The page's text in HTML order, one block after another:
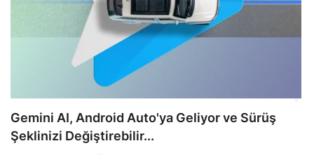
Gemini AI, Android Auto'ya Geliyor ve Sürüş
Şeklinizi Değiştirebilir...